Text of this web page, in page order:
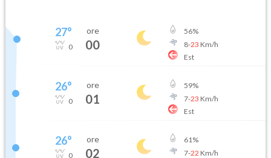
27°
0
ore
00
56%
8-23 Km/h
Est
26°
0
ore
01
59%
7-23 Km/h
Est
26°
0
ore
02
61%
7-22 Km/h